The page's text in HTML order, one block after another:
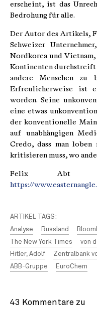
erscheint, ist das
Bedrohung für alle.
Der Autor des Artikels,
Schweizer
Nordkorea und
Kontinenten durchstreift
andere Menschen zu
Erfreulicherweise ist
worden. Seine
eine etwas
der konventionelle
auf unabhängigen
Credo, dass man
kritisieren muss, wo
Felix Abt
https://
ARTIKEL TAGS:
Analyse
Russland
The New York Times
von
Hitler, Adolf
Zentralbank
ABB-Gruppe
EuroChem
43 Kommentare zu